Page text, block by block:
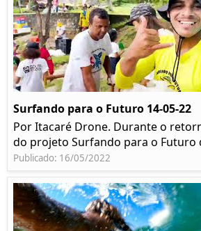
Surfando para o Futuro 14-05-22
Por Itacaré Drone. Durante o
do projeto Surfando para o Futuro
Publicado: 16/05/2022